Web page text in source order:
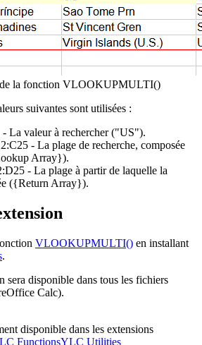
suivantes sont utilisées :
- La valeur à rechercher("US").
- La plage de recherche, composée
Array}).
- La plage à partir de laquelle la
({Return Array}).
VLOOKUPMULTI() en installant
.
sera disponible dans tous les fichiers
Calc).
disponible dans les extensions
FunctionsYLC Utilities